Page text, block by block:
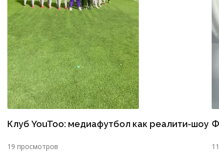
Клуб YouToo: медиафутбол как реалити-шоу
19 просмотров